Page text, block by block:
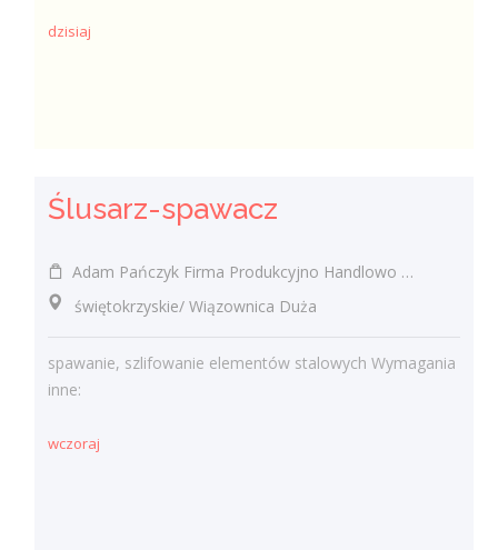
dzisiaj
Ślusarz-spawacz
Adam Pańczyk Firma Produkcyjno Handlowo Usługowa "KONRAD" Wiązownica Duża
świętokrzyskie/ Wiązownica Duża
spawanie, szlifowanie elementów stalowych Wymagania
inne:
wczoraj